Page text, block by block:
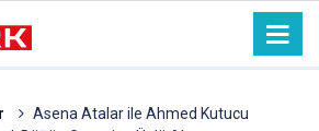
Asena Atalar ile Ahmed Kutucu